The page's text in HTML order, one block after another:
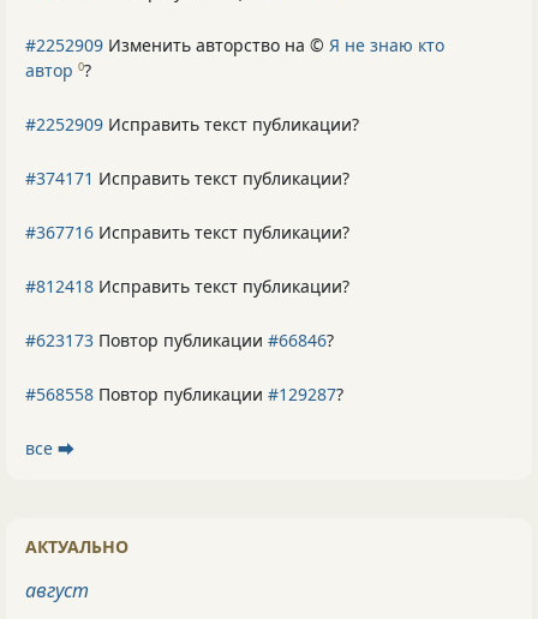
#2252909 Изменить авторство на © Я не знаю кто
автор 0?
#2252909 Исправить текст публикации?
#374171 Исправить текст публикации?
#367716 Исправить текст публикации?
#812418 Исправить текст публикации?
#623173 Повтор публикации #66846?
#568558 Повтор публикации #129287?
все ⮕
АКТУАЛЬНО
август